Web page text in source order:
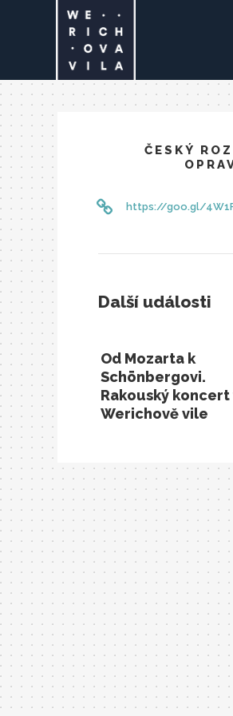
ČESKÝ
https://goo.gl/
Další události
Od Mozarta k
Schönbergovi.
Rakouský koncert
Werichově vile